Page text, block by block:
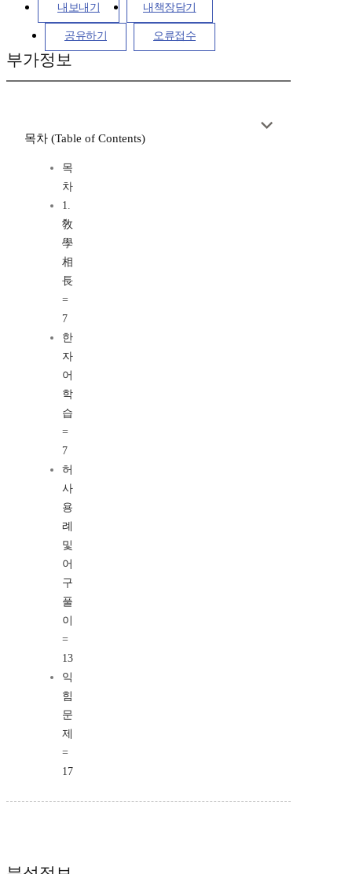
내보내기 내책장담기
공유하기 오류접수
부가정보
목차 (Table of Contents)
목
차
1.
敎
學
相
長
=
7
한
자
어
학
습
=
7
허
사
용
례
및
어
구
풀
이
=
13
익
힘
문
제
=
17